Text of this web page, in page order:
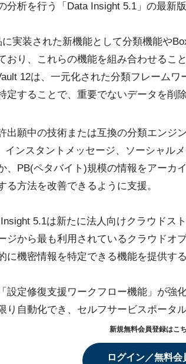
分析を行う「Data Insight 5.1」の最新
実装された新機能として分類機能や
おり、これらの機能を組み合わせるこ
12は、一元化された分類フレーム
定することで、重要でないデータを削除
出願中の技術または互換の分類エンジ
インスタントメッセージ、ソーシャル
、PB(ペタバイト)規模の情報をアーカ
る方法を改善できるように支援。
5.1は新たに法人向けクラウドス
ジから最も利用されているクラウドオ
に機密情報を特定できる機能を提供する
設定修復支援ワークフロー機能」が強
り自動化でき、セルフサービスポータ
新規無料会員登録はこ
ログイン／無料会